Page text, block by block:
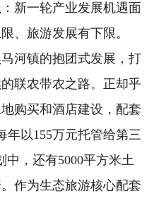
新一轮产业发展机遇面
、旅游发展有下限。
镇的抱团式发展，打
联农带农之路。正却乎
购买和酒店建设，配套
年以155万元托管给第三
中，还有5000平方米土
作为生态旅游核心配套